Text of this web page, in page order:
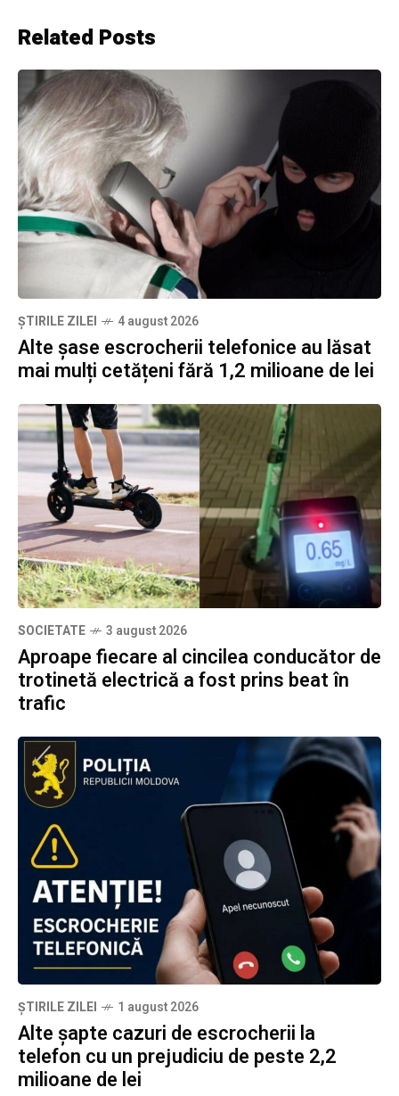
Related Posts
ȘTIRILE ZILEI 4 august 2026
Alte șase escrocherii telefonice au lăsat
mai mulți cetățeni fără 1,2 milioane de lei
SOCIETATE 3 august 2026
Aproape fiecare al cincilea conducător de
trotinetă electrică a fost prins beat în
trafic
ȘTIRILE ZILEI 1 august 2026
Alte șapte cazuri de escrocherii la
telefon cu un prejudiciu de peste 2,2
milioane de lei